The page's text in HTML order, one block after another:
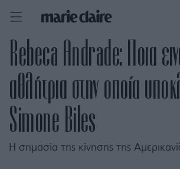
Rebeca Andrade: Ποια
αθλήτρια στην οποία
Simone Biles
Η σημασία της κίνησης της